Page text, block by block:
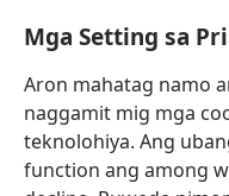
Mga Setting sa
Aron mahatag namo
naggamit mig mga
teknolohiya. Ang
function ang among
Donasyon
(mo-
open
bag-
ong
window)
Watchtower ONLINE
(mo-
open
ug
JW Hub
(mo-